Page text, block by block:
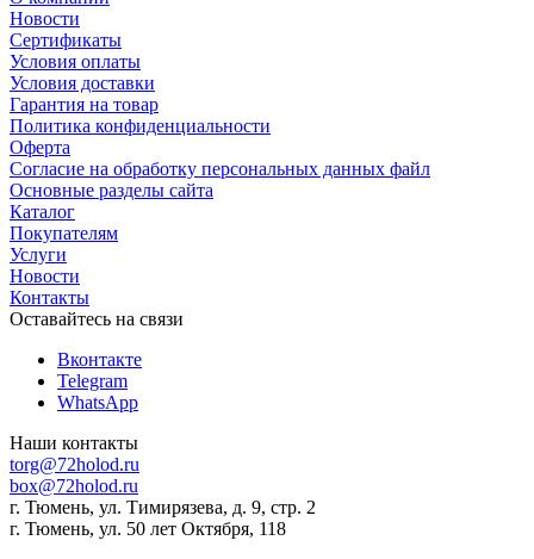
Новости
Сертификаты
Условия оплаты
Условия доставки
Гарантия на товар
Политика конфиденциальности
Оферта
Согласие на обработку персональных данных файл
Основные разделы сайта
Каталог
Покупателям
Услуги
Новости
Контакты
Оставайтесь на связи
Вконтакте
Telegram
WhatsApp
Наши контакты
torg@72holod.ru
box@72holod.ru
г. Тюмень, ул. Тимирязева, д. 9, стр. 2
г. Тюмень, ул. 50 лет Октября, 118